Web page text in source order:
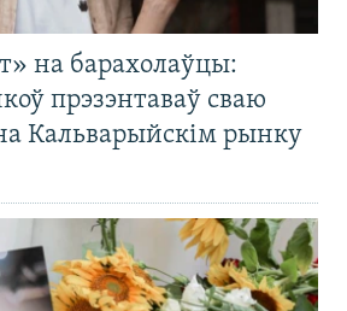
на барахолаўцы:
прэзэнтаваў сваю
Кальварыйскім рынку